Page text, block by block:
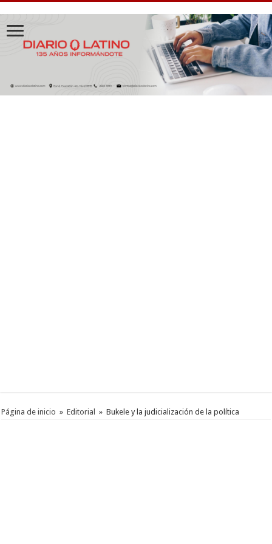
Página de inicio » Editorial » Bukele y la judicialización de la política